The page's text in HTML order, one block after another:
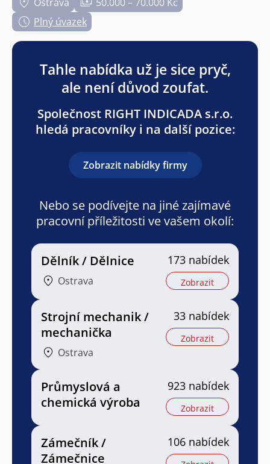
Plný úvazek
Tahle nabídka už je sice pryč,
ale není důvod zoufat.
Společnost RIGHT INDICADA s.r.o.
hledá pracovníky i na další pozice:
Zobrazit nabídky firmy
Nebo se podívejte na jiné zajímavé
pracovní příležitosti ve vašem okolí:
Dělník / Dělnice
Ostrava
173 nabídek
Zobrazit
Strojní mechanik /
mechanička
Ostrava
33 nabídek
Zobrazit
Průmyslová a
chemická výroba
923 nabídek
Zobrazit
Zámečník /
Zámečnice
106 nabídek